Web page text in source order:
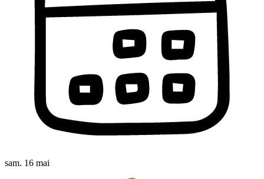
sam. 16 mai